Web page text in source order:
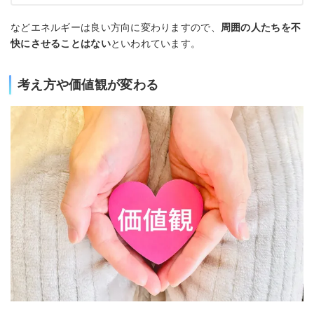
などエネルギーは良い方向に変わりますので、 周囲の人たちを不
快にさせることはないといわれています。
考え方や価値観が変わる